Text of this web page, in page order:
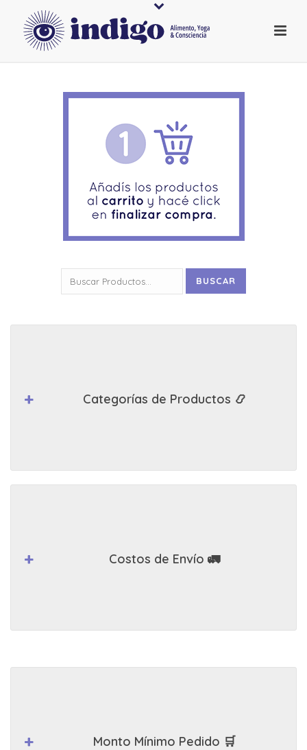
por:
BUSCAR
Categorías de Productos 📿
Costos de Envío 🚛
Monto Mínimo Pedido 🛒